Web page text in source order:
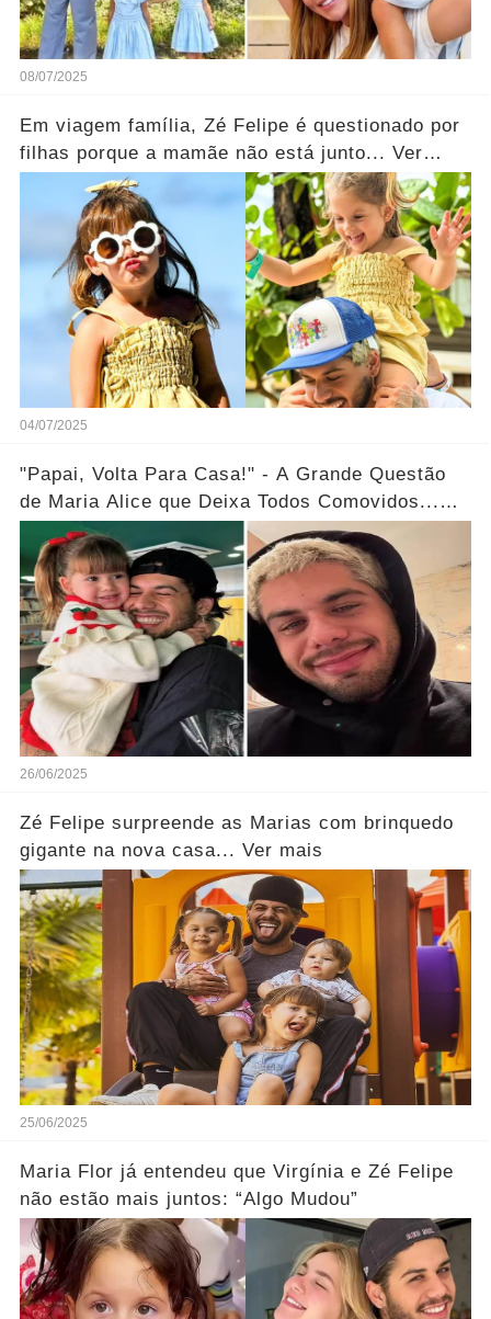
08/07/2025
Em viagem família, Zé Felipe é questionado por
filhas porque a mamãe não está junto... Ver
04/07/2025
"Papai, Volta Para Casa!" - A Grande Questão
de Maria Alice que Deixa Todos Comovidos...
Ver Mais
26/06/2025
Zé Felipe surpreende as Marias com brinquedo
gigante na nova casa... Ver mais
25/06/2025
Maria Flor já entendeu que Virgínia e Zé Felipe
não estão mais juntos: “Algo Mudou”